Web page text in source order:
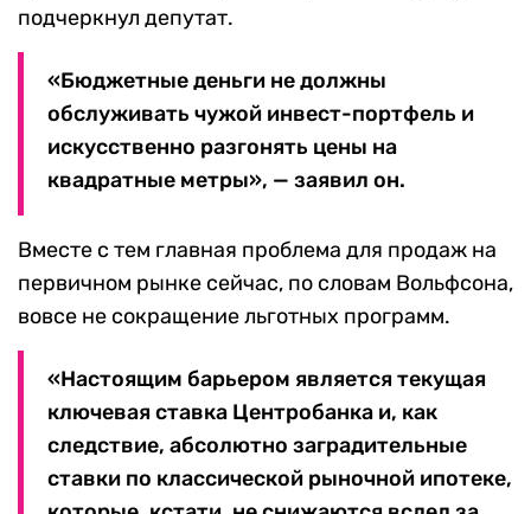
подчеркнул депутат.
«Бюджетные деньги не должны
обслуживать чужой инвест-портфель и
искусственно разгонять цены на
квадратные метры», — заявил он.
Вместе с тем главная проблема для продаж на
первичном рынке сейчас, по словам Вольфсона,
вовсе не сокращение льготных программ.
«Настоящим барьером является текущая
ключевая ставка Центробанка и, как
следствие, абсолютно заградительные
ставки по классической рыночной ипотеке,